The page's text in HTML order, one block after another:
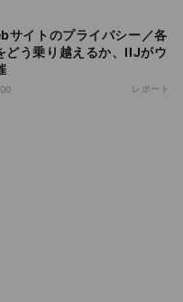
サイトのプライバシー／各
どう乗り越えるか、IIJがウ
レポート